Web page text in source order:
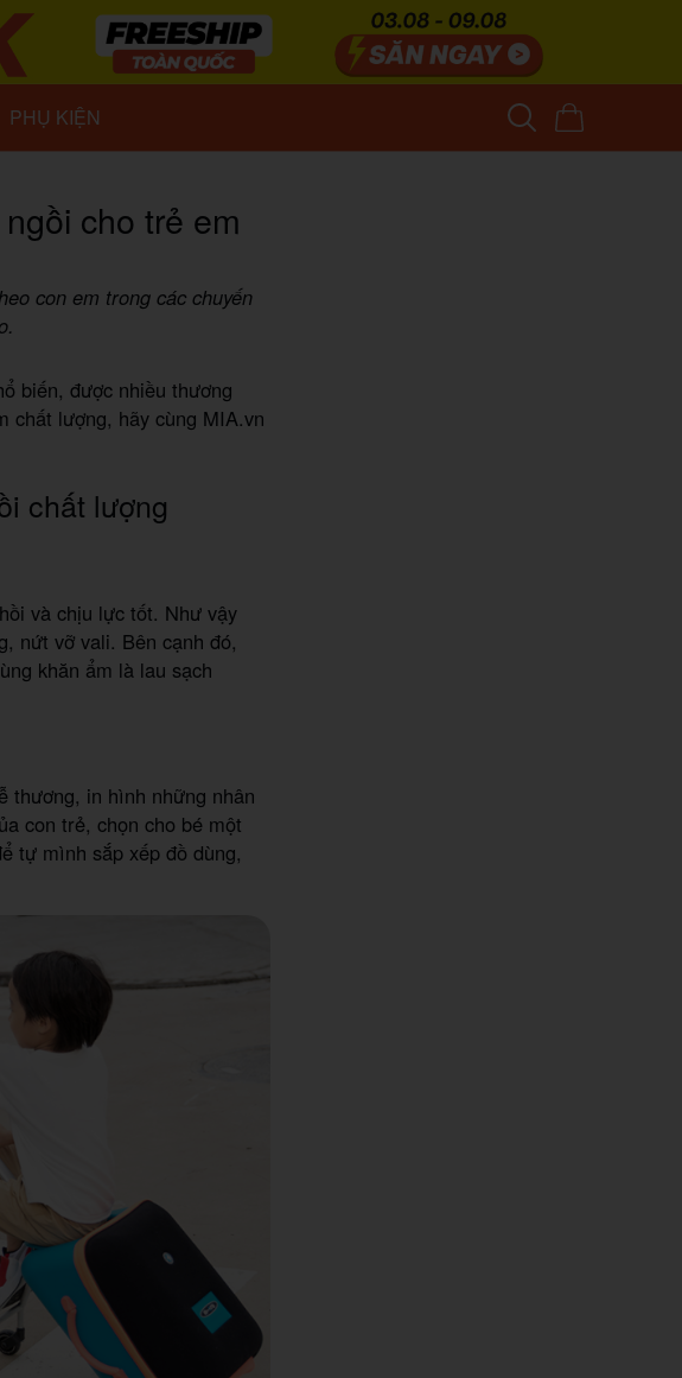
PHỤ KIỆN
cho trẻ em
con em trong các chuyến
biến, được nhiều thương
chất lượng, hãy cùng MIA.vn
chất lượng
và chịu lực tốt. Như vậy
nứt vỡ vali. Bên cạnh đó,
khăn ẩm là lau sạch
thương, in hình những nhân
con trẻ, chọn cho bé một
tự mình sắp xếp đồ dùng,